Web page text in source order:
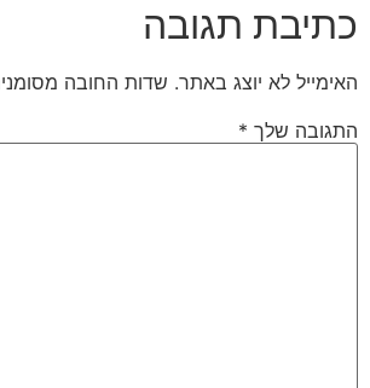
כתיבת תגובה
האימייל לא יוצג באתר. שדות החובה
התגובה שלך *